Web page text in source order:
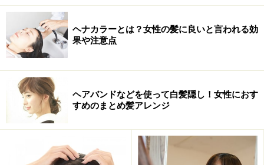
1990年代後半、“ギャル”ファッションの一部として、茶
髪が流行しました。そして、今では自由に髪の色を変え
るカラーリングは、もはや当たり前のことに。ここでい
う「カラーリング」とは、永久染毛剤のことです。永久
染毛剤は、髪の表面（キューティクル）をはがして、染
料を内部へ浸透させ、髪の色を変化させる働きがありま
す。その際、タンパク質の結合力が弱まるため、髪への
ヘナカラーとは？女性の髪に良いと言われる効
果や注意点
ヘアバンドなどを使って白髪隠し！女性におす
すめのまとめ髪アレンジ